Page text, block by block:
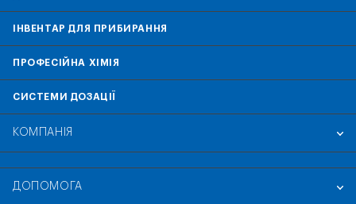
ІНВЕНТАР ДЛЯ ПРИБИРАННЯ
ПРОФЕСІЙНА ХІМІЯ
СИСТЕМИ ДОЗАЦІЇ
КОМПАНІЯ
ДОПОМОГА